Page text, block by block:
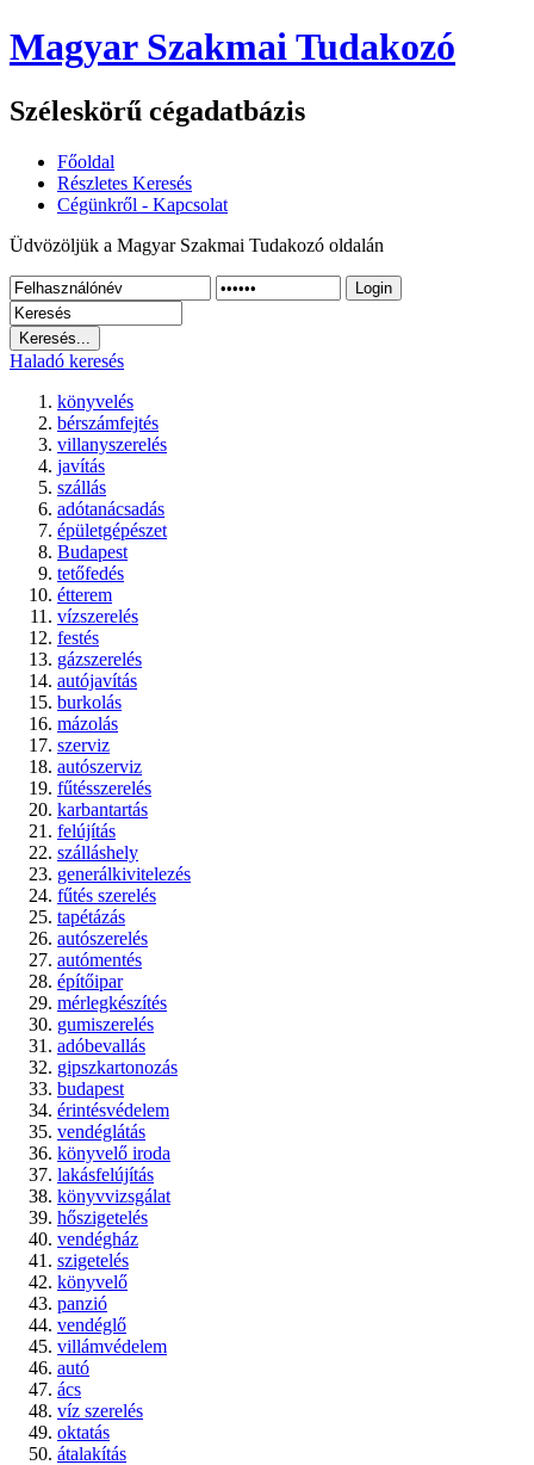
Magyar Szakmai Tudakozó
Széleskörű cégadatbázis
Főoldal
Részletes Keresés
Cégünkről - Kapcsolat
Üdvözöljük a Magyar Szakmai Tudakozó oldalán
Login
Haladó keresés
könyvelés
bérszámfejtés
villanyszerelés
javítás
szállás
adótanácsadás
épületgépészet
Budapest
tetőfedés
étterem
vízszerelés
festés
gázszerelés
autójavítás
burkolás
mázolás
szerviz
autószerviz
fűtésszerelés
karbantartás
felújítás
szálláshely
generálkivitelezés
fűtés szerelés
tapétázás
autószerelés
autómentés
építőipar
mérlegkészítés
gumiszerelés
adóbevallás
gipszkartonozás
budapest
érintésvédelem
vendéglátás
könyvelő iroda
lakásfelújítás
könyvvizsgálat
hőszigetelés
vendégház
szigetelés
könyvelő
panzió
vendéglő
villámvédelem
autó
ács
víz szerelés
oktatás
átalakítás